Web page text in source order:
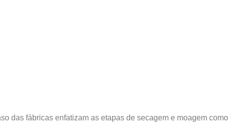
das fábricas enfatizam as etapas de secagem e moagem como